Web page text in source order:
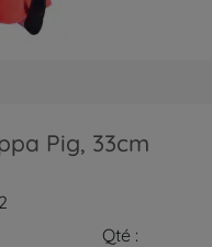
Pig, 33cm
Qté :